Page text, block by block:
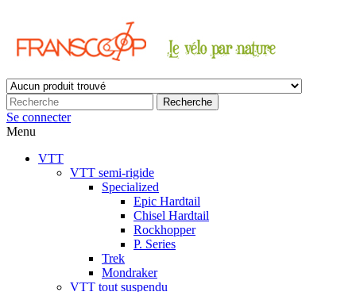
Recherche
Se connecter
Menu
VTT
VTT semi-rigide
Specialized
Epic Hardtail
Chisel Hardtail
Rockhopper
P. Series
Trek
Mondraker
VTT tout suspendu